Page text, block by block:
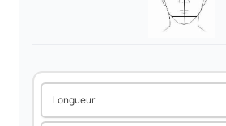
Longueur